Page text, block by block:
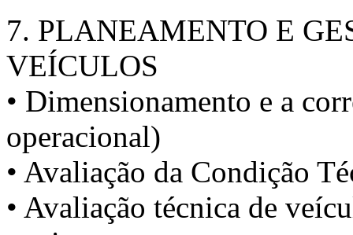
7. PLANEAMENTO E
VEÍCULOS
• Dimensionamento e a
operacional)
• Avaliação da Condição
• Avaliação técnica de